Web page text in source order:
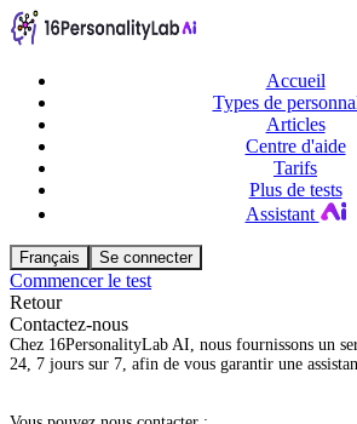
Accueil
Types de
Articles
Centre d'aide
Tarifs
Plus de tests
Assistant
Français Se connecter
Commencer le test
Retour
Contactez-nous
Chez 16PersonalityLab AI, nous fournissons un
24, 7 jours sur 7, afin de vous garantir une